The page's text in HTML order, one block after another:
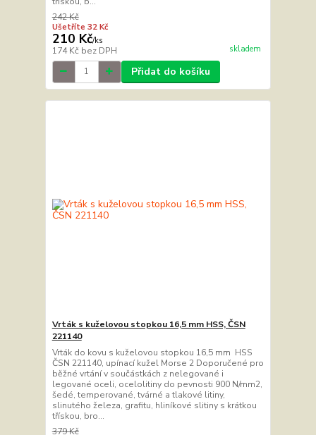
242 Kč
Ušetříte 32 Kč
210 Kč/ks
174 Kč bez DPH skladem
Přidat do košíku
Vrták s kuželovou stopkou 16,5 mm HSS, ČSN
221140
Vrták do kovu s kuželovou stopkou 16,5 mm HSS
ČSN 221140, upínací kužel Morse 2 Doporučené pro
běžné vrtání v součástkách z nelegované i
legované oceli, ocelolitiny do pevnosti 900 N/mm2,
šedé, temperované, tvárné a tlakové litiny,
slinutého železa, grafitu, hliníkové slitiny s krátkou
třískou, bro...
379 Kč